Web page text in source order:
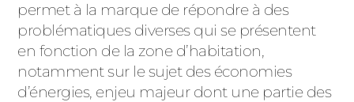
permet à la marque de répondre à des
problématiques diverses qui se présentent
en fonction de la zone d’habitation,
notamment sur le sujet des économies
d’énergies, enjeu majeur dont une partie des
PVC
CARPORTS
CLÔTURES